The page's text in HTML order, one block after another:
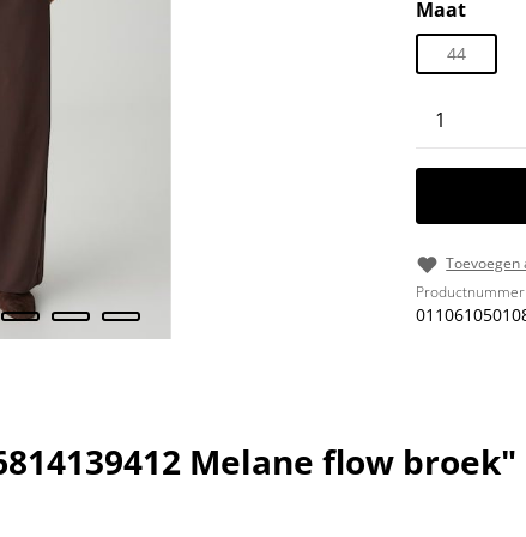
Selecteer
Maat
44
Toevoegen
Productnummer:
Melane flow broek"